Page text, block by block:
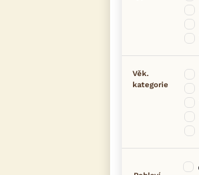
Věk.
kategorie